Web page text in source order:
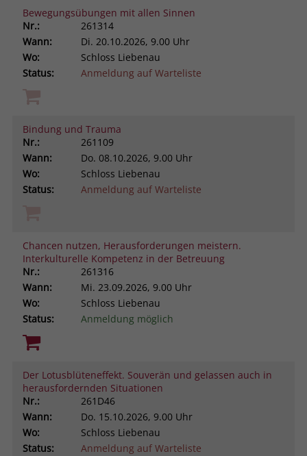
Bewegungsübungen mit allen Sinnen
Nr.:
261314
Wann:
Di. 20.10.2026, 9.00 Uhr
Wo:
Schloss Liebenau
Status:
Anmeldung auf Warteliste
Bindung und Trauma
Nr.:
261109
Wann:
Do. 08.10.2026, 9.00 Uhr
Wo:
Schloss Liebenau
Status:
Anmeldung auf Warteliste
Chancen nutzen, Herausforderungen meistern.
Interkulturelle Kompetenz in der Betreuung
Nr.:
261316
Wann:
Mi. 23.09.2026, 9.00 Uhr
Wo:
Schloss Liebenau
Status:
Anmeldung möglich
Der Lotusblüteneffekt. Souverän und gelassen auch in
herausfordernden Situationen
Nr.:
261D46
Wann:
Do. 15.10.2026, 9.00 Uhr
Wo:
Schloss Liebenau
Status:
Anmeldung auf Warteliste